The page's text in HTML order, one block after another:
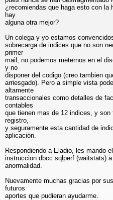
¿recomiendas que haga esto con la
hay
alguna otra mejor?
Un colega y yo estamos
sobrecarga de indices que no son
primer
mail, no podemos meternos en el
y no
disponer del codigo (creo tambien
arriesgado). Pero a simple vista
altamente
transaccionales como detalles de
contables
que tienen mas de 12 indices, y
registro,
y seguramente esta cantidad de
aplicación.
Respondiendo a Eladio, les mando
instruccion dbcc sqlperf (waitstats)
anormalidad.
Nuevamente muchas gracias por
futuros
aportes que pudieran ayudarme.